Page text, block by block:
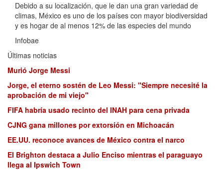
Debido a su localización, que le dan una gran variedad de
climas, México es uno de los países con mayor biodiversidad
y es hogar de al menos 12% de las especies del mundo
Infobae
Últimas noticias
Murió Jorge Messi
Jorge, el eterno sostén de Leo Messi: "Siempre necesité la
aprobación de mi viejo"
FIFA habría usado recinto del INAH para cena privada
CJNG gana millones por extorsión en Michoacán
EE.UU. reconoce avances de México contra el narco
El Brighton destaca a Julio Enciso mientras el paraguayo
llega al Ipswich Town